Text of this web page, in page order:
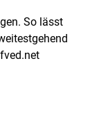
So lässt